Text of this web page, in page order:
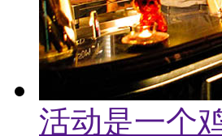
活动是一个